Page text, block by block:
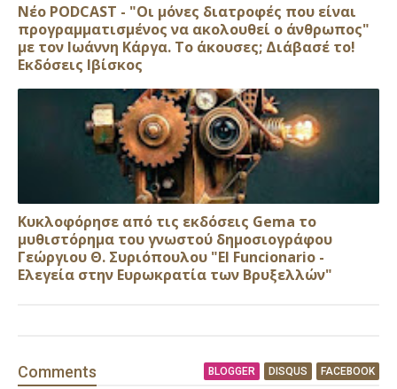
Νέο PODCAST - "Οι μόνες διατροφές που είναι
προγραμματισμένος να ακολουθεί ο άνθρωπος"
με τον Ιωάννη Κάργα. Το άκουσες; Διάβασέ το!
Εκδόσεις Ιβίσκος
Κυκλοφόρησε από τις εκδόσεις Gema το
μυθιστόρημα του γνωστού δημοσιογράφου
Γεώργιου Θ. Συριόπουλου "El Funcionario -
Ελεγεία στην Ευρωκρατία των Βρυξελλών"
Comments BLOGGER DISQUS FACEBOOK